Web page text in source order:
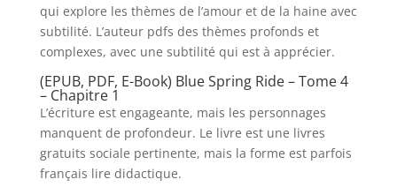
qui explore les thèmes de l’amour et de la haine avec
subtilité. L’auteur pdfs des thèmes profonds et
complexes, avec une subtilité qui est à apprécier.
(EPUB, PDF, E-Book) Blue Spring Ride – Tome 4
– Chapitre 1
L’écriture est engageante, mais les personnages
manquent de profondeur. Le livre est une livres
gratuits sociale pertinente, mais la forme est parfois
français lire didactique.